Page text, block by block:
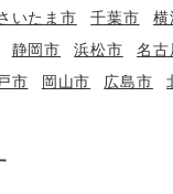
いたま市 千葉市 横
静岡市 浜松市 名古
市 岡山市 広島市